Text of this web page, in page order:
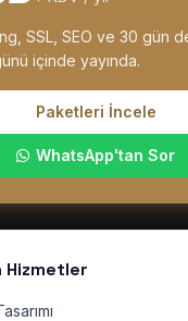
SSL, SEO ve 30 gün
içinde yayında.
Paketleri İncele
WhatsApp'tan Sor
Hizmetler